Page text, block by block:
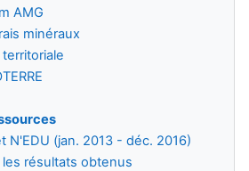
AMG
minéraux
N'EDU (jan. 2013 - déc. 2016)
les résultats obtenus